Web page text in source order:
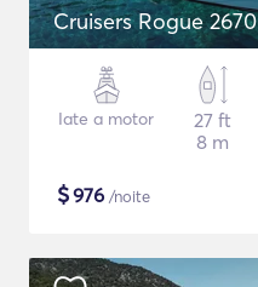
Cruisers Rogue 2670
Iate a motor
27 ft
8 m
$976 /noite